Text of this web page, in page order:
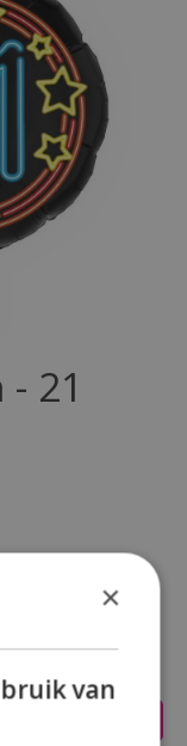
21
×
van